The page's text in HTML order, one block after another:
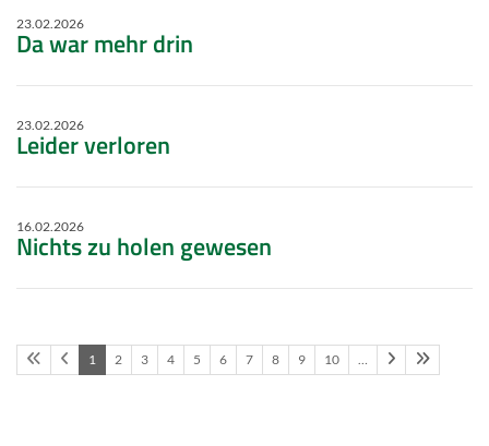
23.02.2026
Da war mehr drin
23.02.2026
Leider verloren
16.02.2026
Nichts zu holen gewesen
1 2 3 4 5 6 7 8 9 10 …